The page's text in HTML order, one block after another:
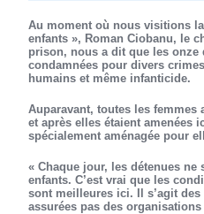
Au moment où nous visitions
enfants », Roman Ciobanu, le
prison, nous a dit que les onze
condamnées pour divers
humains et même infanticide.
Auparavant, toutes les femmes
et après elles étaient amenées
spécialement aménagée pour
« Chaque jour, les détenues ne
enfants. C’est vrai que les
sont meilleures ici. Il s’agit
assurées pas des